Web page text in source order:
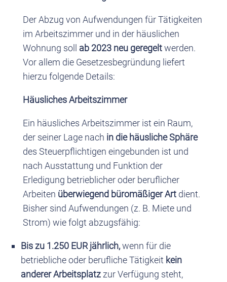
Der Abzug von Aufwendungen für Tätigkeiten
im Arbeitszimmer und in der häuslichen
Wohnung soll
ab 2023 neu geregeltwerden.
Vor allem die Gesetzesbegründung liefert
hierzu folgende Details:
Häusliches Arbeitszimmer
Ein häusliches Arbeitszimmer ist ein Raum,
der seiner Lage nach in die häusliche Sphäre
des Steuerpflichtigen eingebunden ist und
nach Ausstattung und Funktion der
Erledigung betrieblicher oder beruflicher
Arbeiten überwiegend büromäßiger Artdient.
Bisher sind Aufwendungen (z. B. Miete und
Strom) wie folgt abzugsfähig:
Bis zu 1.250 EUR jährlich,wenn für die
betriebliche oder berufliche Tätigkeit kein
anderer Arbeitsplatzzur Verfügung steht,